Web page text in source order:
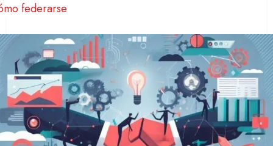
federarse